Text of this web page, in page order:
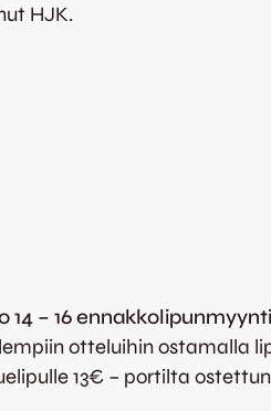
HJK.
14 – 16
otteluihin ostamalla
13€ – portilta